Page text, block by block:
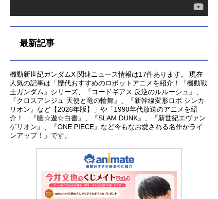
最新記事
機動新世紀ガンダムX 関連ニュース情報は17件あります。 現在
人気の記事は「歴代おすすめのロボットアニメを紹介！『機動戦
士ガンダム』シリーズ、『コードギアス 反逆のルルーシュ』、
『クロスアンジュ 天使と竜の輪舞』、『新幹線変形ロボ シンカ
リオン』など【2026年版】」や「1990年代放送のアニメを紹
介！ 『幽☆遊☆白書』、『SLAM DUNK』、『新世紀エヴァン
ゲリオン』、『ONE PIECE』など今もなお愛される名作がライ
ンアップ！」です。